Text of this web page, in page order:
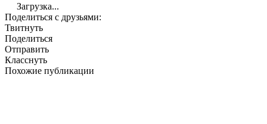
Загрузка...
Поделиться с друзьями:
Твитнуть
Поделиться
Отправить
Класснуть
Похожие публикации